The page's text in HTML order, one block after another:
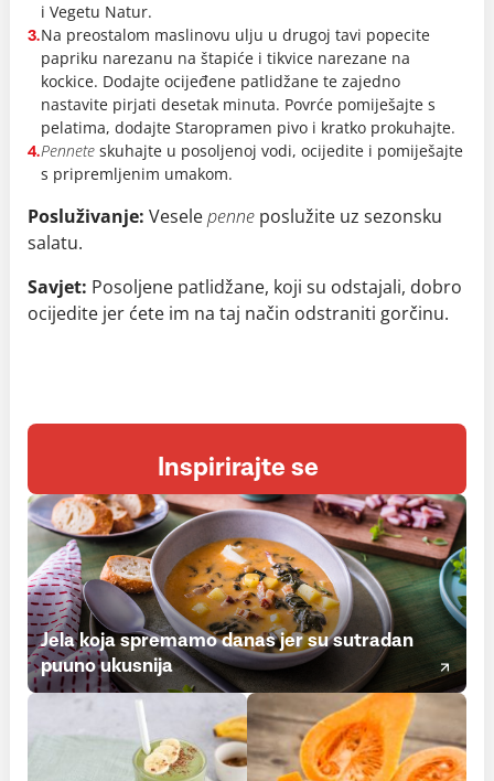
i Vegetu Natur.
3.Na preostalom maslinovu ulju u drugoj tavi popecite
papriku narezanu na štapiće i tikvice narezane na
kockice. Dodajte ocijeđene patlidžane te zajedno
nastavite pirjati desetak minuta. Povrće pomiješajte s
pelatima, dodajte Staropramen pivo i kratko prokuhajte.
4.Penneteskuhajte u posoljenoj vodi, ocijedite i pomiješajte
s pripremljenim umakom.
Posluživanje: Veselepenne poslužite uz sezonsku
salatu.
Savjet: Posoljene patlidžane, koji su odstajali, dobro
ocijedite jer ćete im na taj način odstraniti gorčinu.
Inspirirajte se
Jela koja spremamo danas jer su sutradan
puuno ukusnija